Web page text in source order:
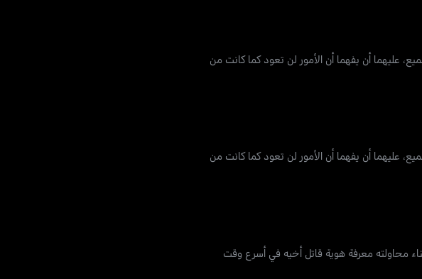
عليهما أن يفهما أن الأمور لن تعود كما كانت من
عليهما أن يفهما أن الأمور لن تعود كما كانت من
محاولته معرفة هوية قاتل أخيه في أسرع وقت